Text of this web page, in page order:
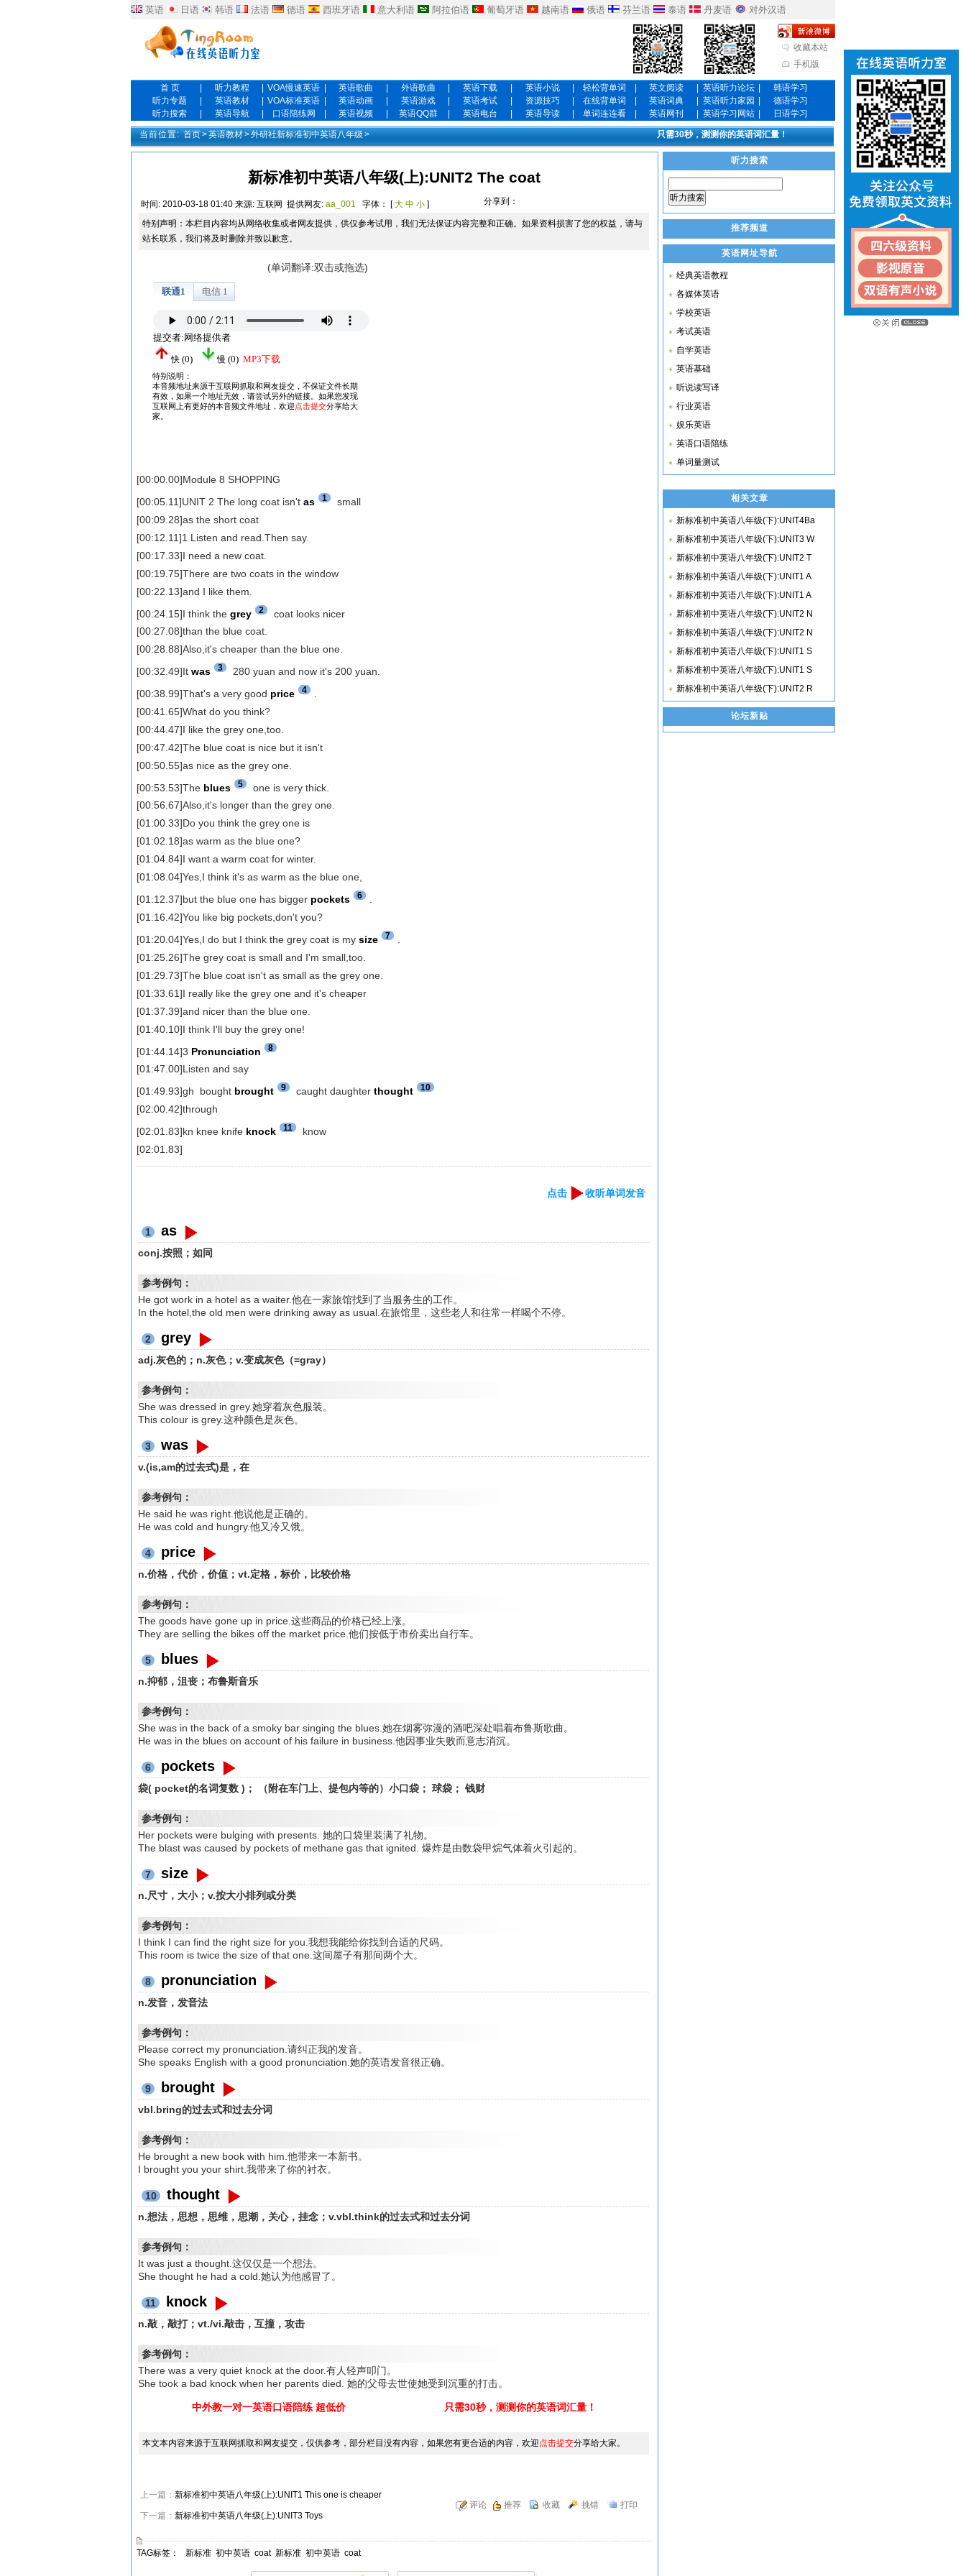
英语 日语 韩语 法语 德语 西班牙语 意大利语 阿拉伯语 葡萄牙语 越南语 俄语 芬兰语 泰语 丹麦语 对外汉语
收藏本站
手机版
首 页 听力教程 VOA慢速英语 英语歌曲 外语歌曲 英语下载 英语小说 轻松背单词 英文阅读 英语听力论坛
韩语学习
听力专题
英语教材 VOA标准英语 英语动画 英语游戏 英语考试 资源技巧 在线背单词 英语词典 英语听力家园
德语学习
听力搜索
英语导航 口语陪练网 英语视频 英语QQ群 英语电台 英语导读 单词连连看 英语网刊 英语学习网站 日语学习
当前位置: 首页>英语教材>外研社新标准初中英语八年级 > 只需30秒，测测你的英语词汇量！
新标准初中英语八年级(上):UNIT2 The coat
时间: 2010-03-18 01:40 来源: 互联网 提供网友: aa_001 字体： [大 中 小 ] 分享到：
特别声明：本栏目内容均从网络收集或者网友提供，供仅参考试用，我们无法保证内容完整和正确。如果资料损害了您的权益，请与
站长联系，我们将及时删除并致以歉意。
(单词翻译:双击或拖选)
[00:00.00]Module 8 SHOPPING
[00:05.11]UNIT 2 The long coat isn'tas 1
small
[00:09.28]as the short coat
[00:12.11]1 Listen and read.Then say.
[00:17.33]I need a new coat.
[00:19.75]There are two coats in the window
[00:22.13]and I like them.
[00:24.15]I think thegrey 2
coat looks nicer
[00:27.08]than the blue coat.
[00:28.88]Also,it's cheaper than the blue one.
[00:32.49]Itwas 3
280 yuan and now it's 200 yuan.
[00:38.99]That's a very good price 4
[00:41.65]What do you think?
[00:44.47]I like the grey one,too.
[00:47.42]The blue coat is nice but it isn't
[00:50.55]as nice as the grey one.
[00:53.53]The blues 5
one is very thick.
[00:56.67]Also,it's longer than the grey one.
[01:00.33]Do you think the grey one is
[01:02.18]as warm as the blue one?
[01:04.84]I want a warm coat for winter.
[01:08.04]Yes,I think it's as warm as the blue one,
[01:12.37]but the blue one has bigger pockets 6
[01:16.42]You like big pockets,don't you?
[01:20.04]Yes,I do but I think the grey coat is mysize 7
[01:25.26]The grey coat is small and I'm small,too.
[01:29.73]The blue coat isn't as small as the grey one.
[01:33.61]I really like the grey one and it's cheaper
[01:37.39]and nicer than the blue one.
[01:40.10]I think I'll buy the grey one!
[01:44.14]3 Pronunciation 8
[01:47.00]Listen and say
[01:49.93]gh bought brought 9 caught daughterthought 10
[02:00.42]through
[02:01.83]kn knee knife knock 11
know
[02:01.83]
点击 收听单词发音
1 as
conj.按照；如同
参考例句：
He got work in a hotel as a waiter.他在一家旅馆找到了当服务生的工作。
In the hotel,the old men were drinking away as usual.在旅馆里，这些老人和往常一样喝个不停。
2 grey
adj.灰色的；n.灰色；v.变成灰色（=gray）
参考例句：
She was dressed in grey.她穿着灰色服装。
This colour is grey.这种颜色是灰色。
3 was
v.(is,am的过去式)是，在
参考例句：
He said he was right.他说他是正确的。
He was cold and hungry.他又冷又饿。
4 price
n.价格，代价，价值；vt.定格，标价，比较价格
参考例句：
The goods have gone up in price.这些商品的价格已经上涨。
They are selling the bikes off the market price.他们按低于市价卖出自行车。
5 blues
n.抑郁，沮丧；布鲁斯音乐
参考例句：
She was in the back of a smoky bar singing the blues.她在烟雾弥漫的酒吧深处唱着布鲁斯歌曲。
He was in the blues on account of his failure in business.他因事业失败而意志消沉。
6 pockets
袋( pocket的名词复数 )； （附在车门上、提包内等的）小口袋； 球袋； 钱财
参考例句：
Her pockets were bulging with presents. 她的口袋里装满了礼物。
The blast was caused by pockets of methane gas that ignited. 爆炸是由数袋甲烷气体着火引起的。
7 size
n.尺寸，大小；v.按大小排列或分类
参考例句：
I think I can find the right size for you.我想我能给你找到合适的尺码。
This room is twice the size of that one.这间屋子有那间两个大。
8 pronunciation
n.发音，发音法
参考例句：
Please correct my pronunciation.请纠正我的发音。
She speaks English with a good pronunciation.她的英语发音很正确。
9 brought
vbl.bring的过去式和过去分词
参考例句：
He brought a new book with him.他带来一本新书。
I brought you your shirt.我带来了你的衬衣。
10 thought
n.想法，思想，思维，思潮，关心，挂念；v.vbl.think的过去式和过去分词
参考例句：
It was just a thought.这仅仅是一个想法。
She thought he had a cold.她认为他感冒了。
11 knock
n.敲，敲打；vt./vi.敲击，互撞，攻击
参考例句：
There was a very quiet knock at the door.有人轻声叩门。
She took a bad knock when her parents died. 她的父母去世使她受到沉重的打击。
中外教一对一英语口语陪练 超低价 只需30秒，测测你的英语词汇量！
本文本内容来源于互联网抓取和网友提交，仅供参考，部分栏目没有内容，如果您有更合适的内容，欢迎点击提交分享给大家。
上一篇： 新标准初中英语八年级(上):UNIT1 This one is cheaper
下一篇： 新标准初中英语八年级(上):UNIT3 Toys
评论 推荐 收藏 挑错 打印
TAG标签： 新标准 初中英语 coat 新标准 初中英语 coat
听力搜索
听力搜索
推荐频道
英语网址导航
经典英语教程
各媒体英语
学校英语
考试英语
自学英语
英语基础
听说读写译
行业英语
娱乐英语
英语口语陪练
单词量测试
相关文章
新标准初中英语八年级(下):UNIT4Ba
新标准初中英语八年级(下):UNIT3 W
新标准初中英语八年级(下):UNIT2 T
新标准初中英语八年级(下):UNIT1 A
新标准初中英语八年级(下):UNIT1 A
新标准初中英语八年级(下):UNIT2 N
新标准初中英语八年级(下):UNIT2 N
新标准初中英语八年级(下):UNIT1 S
新标准初中英语八年级(下):UNIT1 S
新标准初中英语八年级(下):UNIT2 R
论坛新贴